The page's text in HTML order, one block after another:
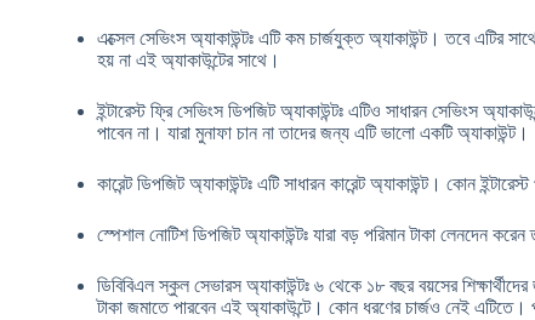
এক্সেল সেভিংস অ্যাকাউন্টঃ এটি কম চার্জযুক্ত অ্যাকাউন্ট। তবে এটির
হয় না এই অ্যাকাউন্টের সাথে।
ইন্টারেস্ট ফ্রি সেভিংস ডিপজিট অ্যাকাউন্টঃ এটিও সাধারন সেভিংস
পাবেন না। যারা মুনাফা চান না তাদের জন্য এটি ভালো একটি অ্যাকাউন্ট।
কারেন্ট ডিপজিট অ্যাকাউন্টঃ এটি সাধারন কারেন্ট অ্যাকাউন্ট। কোন
স্পেশাল নোটিশ ডিপজিট অ্যাকাউন্টঃ যারা বড় পরিমান টাকা লেনদেন
ডিবিবিএল স্কুল সেভারস অ্যাকাউন্টঃ ৬ থেকে ১৮ বছর বয়সের
টাকা জমাতে পারবেন এই অ্যাকাউন্টে। কোন ধরণের চার্জও নেই এটিতে।